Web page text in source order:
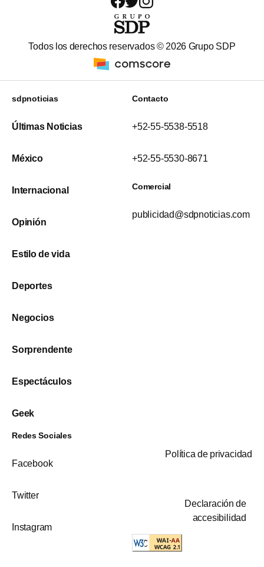
Todos los derechos reservados © 2026 Grupo SDP
sdpnoticias
Últimas Noticias
México
Internacional
Opinión
Estilo de vida
Deportes
Negocios
Sorprendente
Espectáculos
Geek
Contacto
+52-55-5538-5518
+52-55-5530-8671
Comercial
publicidad@sdpnoticias.com
Redes Sociales
Facebook
Twitter
Instagram
Política de privacidad
Declaración de
accesibilidad